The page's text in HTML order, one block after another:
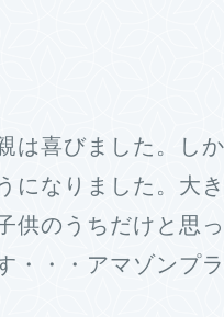
は喜びました。し
になりました。大
供のうちだけと思
・・・アマゾンプ